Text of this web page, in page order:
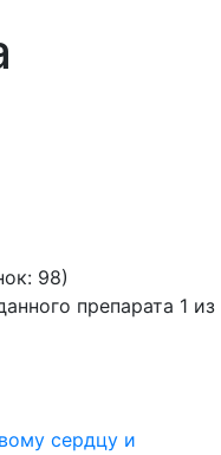
98)
препарата 1 из
сердцу и